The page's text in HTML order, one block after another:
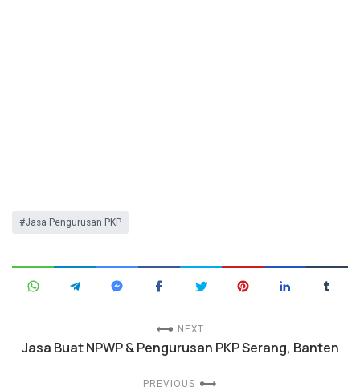
Jasa Pengurusan PKP
NEXT
Jasa Buat NPWP & Pengurusan PKP Serang, Banten
PREVIOUS